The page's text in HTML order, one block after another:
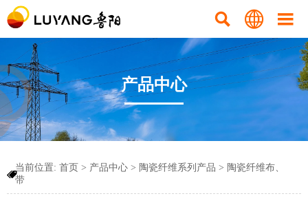
  
产品中心

当前位置: 首页 > 产品中心 > 陶瓷纤维系列产品 > 陶瓷纤维布、
带